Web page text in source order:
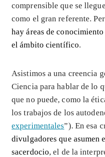
comprensible que se
como el gran referente.
hay áreas de
el ámbito científico.
Asistimos a una creencia
Ciencia para hablar de lo
que no puede, como la
los trabajos de los
experimentales”). En esa
divulgadores que asumen
sacerdocio, el de la